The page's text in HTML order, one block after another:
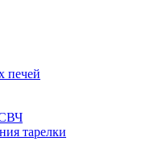
печей
тарелки